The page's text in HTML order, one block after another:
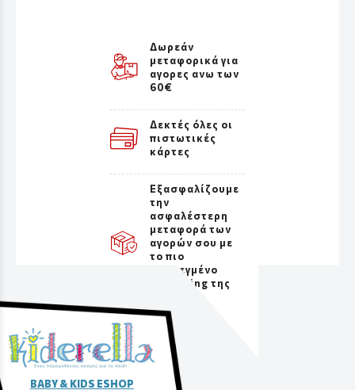
Δωρεάν
μεταφορικά για
αγορες ανω των
60€
Δεκτές όλες οι
πιστωτικές
κάρτες
Εξασφαλίζουμε
την
ασφαλέστερη
μεταφορά των
αγορών σου με
το πιο
προσεγμένο
packaging της
BABY & KIDS ESHOP